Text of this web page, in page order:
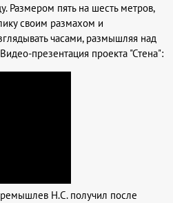
Размером пять на шесть метров,
своим размахом и
часами, размышляя над
презентация проекта "Стена":
Н.С. получил после